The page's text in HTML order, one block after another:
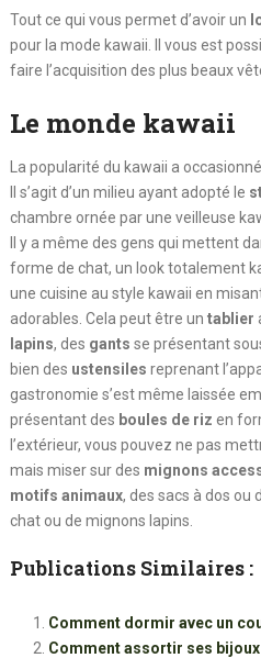
Tout ce qui vous permet d’avoir un
pour la mode kawaii. Il vous est
faire l’acquisition des plus beaux
Le monde kawaii
La popularité du kawaii a
Il s’agit d’un milieu ayant adopté le
chambre ornée par une veilleuse
Il y a même des gens qui mettent
forme de chat, un look totalement
une cuisine au style kawaii en
adorables. Cela peut être un tablier
lapins, des gants se présentant
bien des ustensiles reprenant
gastronomie s’est même laissée
présentant des boules de riz en
l’extérieur, vous pouvez ne pas
mais miser sur des mignons
motifs animaux, des sacs à dos ou
chat ou de mignons lapins.
Publications Similaires :
Comment dormir avec un
Comment assortir ses bijoux